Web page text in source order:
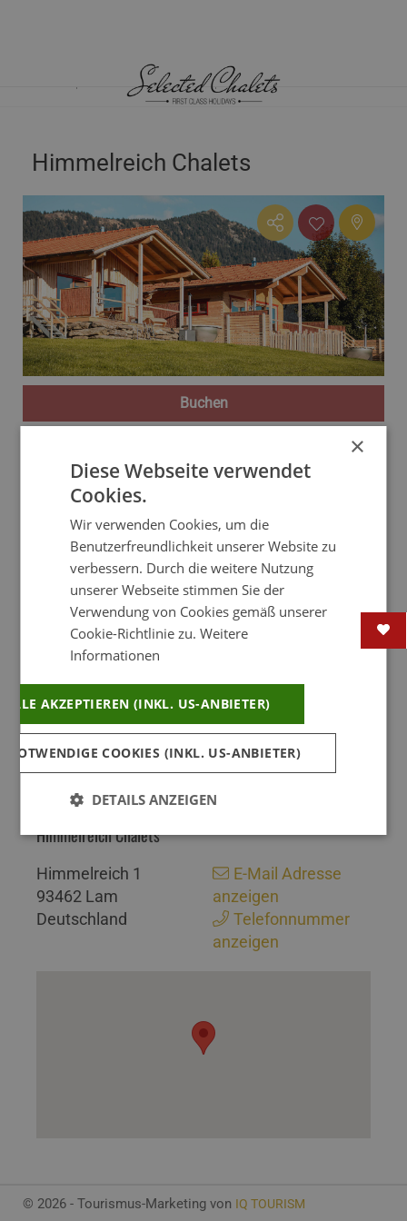
CHALETS DEUTSCHLAND HIMMELREICH CHALETS
Himmelreich Chalets
Buchen
MENÜ
Himmelreich Chalets - Anreise zu den
Luxus-Chalets in Lam in Bayern
Die Himmelreich Chalets befinden sich in der
Ferienregion Lamer Winkel im Bayern Wald.
Dank dem Routenplaner sowie der Karte
findet sie garantiert den schnellsten Weg zu
Ihrem Urlaubsdomizil!
Himmelreich Chalets
Himmelreich 1
93462 Lam
Deutschland
E-Mail Adresse
anzeigen
Telefonnummer
anzeigen
© 2026 - Tourismus-Marketing von IQ TOURISM
×
Diese Webseite verwendet
Cookies.
Wir verwenden Cookies, um die
Benutzerfreundlichkeit unserer Website zu
verbessern. Durch die weitere Nutzung
unserer Webseite stimmen Sie der
Verwendung von Cookies gemäß unserer
Cookie-Richtlinie zu.Weitere
Informationen
ALLE AKZEPTIEREN (INKL. US-ANBIETER)
NOTWENDIGE COOKIES (INKL. US-ANBIETER)
DETAILS ANZEIGEN